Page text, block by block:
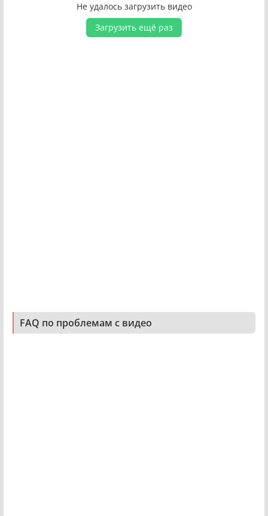
Не удалось загрузить видео
Загрузить ещё раз
FAQ по проблемам с видео